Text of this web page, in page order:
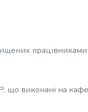
що виконані на